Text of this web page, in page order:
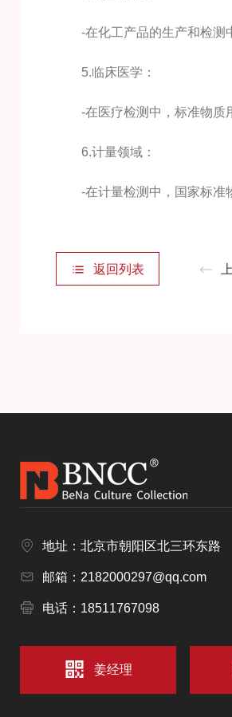
-在化工产品的生产和检测中
5.临床医学：
-在医疗检测中，标准物质用
6.计量领域：
-在计量检测中，国家标准物
返回列表
地址：北京市朝阳区北三环东路
邮箱：2182000297@qq.com
电话：18511767098
姜经理